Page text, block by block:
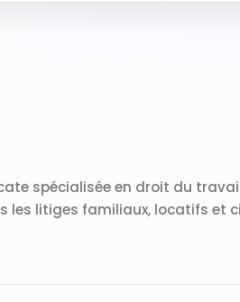
spécialisée en droit du
les litiges familiaux, locatifs et